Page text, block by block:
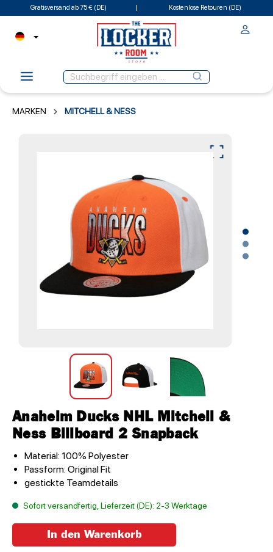
Gratisversand ab 75 € (DE) Kostenlose Retouren (DE)
MARKEN MITCHELL & NESS
Anaheim Ducks NHL Mitchell &
Ness Billboard 2 Snapback
Material: 100% Polyester
Passform: Original Fit
gestickte Teamdetails
Sofort versandfertig, Lieferzeit (DE): 2-3 Werktage
In den Warenkorb